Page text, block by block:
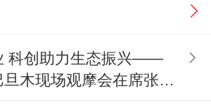
科创助力生态振兴——
木现场观摩会在席张乡